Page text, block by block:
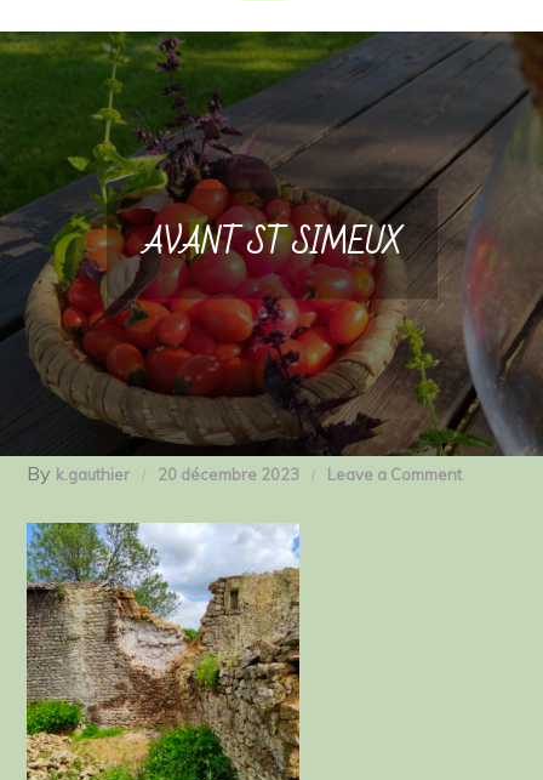
AVANT ST SIMEUX
By k.gauthier 20 décembre 2023 Leave a Commenton